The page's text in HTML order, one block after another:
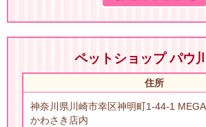
ペットショップ パウ
住所
神奈川県川崎市幸区神明町1-44-1
かわさき店内